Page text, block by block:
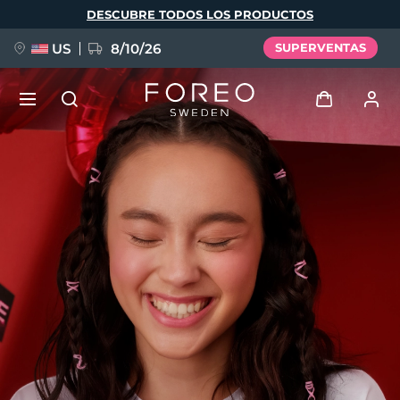
DESCUBRE TODOS LOS PRODUCTOS
US 8/10/26 SUPERVENTAS
Iniciar sesión
Perfil de usuario
Mis dispositivos
Mis pedidos
Mis direcciones
Mis suscripciones
NUEVO
FAQ™ Pure Beauty-Tech Elixir
BREAKING NEWS
issa™ Teeth Whitening Set
Idioma
English Deutsch
Español
Français
Italiano
Português
Polski
Svenska
Русский
Türkçe
简体中文 繁體中文